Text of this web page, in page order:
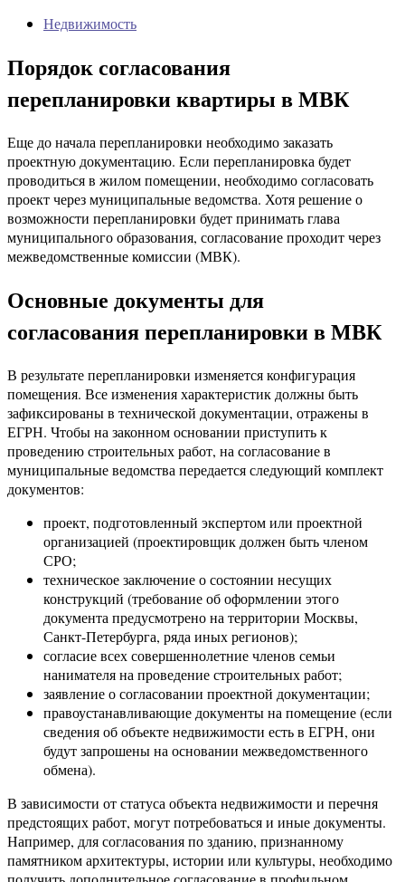
Недвижимость
Порядок согласования
перепланировки квартиры в МВК
Еще до начала перепланировки необходимо заказать
проектную документацию. Если перепланировка будет
проводиться в жилом помещении, необходимо согласовать
проект через муниципальные ведомства. Хотя решение о
возможности перепланировки будет принимать глава
муниципального образования, согласование проходит через
межведомственные комиссии (МВК).
Основные документы для
согласования перепланировки в МВК
В результате перепланировки изменяется конфигурация
помещения. Все изменения характеристик должны быть
зафиксированы в технической документации, отражены в
ЕГРН. Чтобы на законном основании приступить к
проведению строительных работ, на согласование в
муниципальные ведомства передается следующий комплект
документов:
проект, подготовленный экспертом или проектной
организацией (проектировщик должен быть членом
СРО;
техническое заключение о состоянии несущих
конструкций (требование об оформлении этого
документа предусмотрено на территории Москвы,
Санкт-Петербурга, ряда иных регионов);
согласие всех совершеннолетние членов семьи
нанимателя на проведение строительных работ;
заявление о согласовании проектной документации;
правоустанавливающие документы на помещение (если
сведения об объекте недвижимости есть в ЕГРН, они
будут запрошены на основании межведомственного
обмена).
В зависимости от статуса объекта недвижимости и перечня
предстоящих работ, могут потребоваться и иные документы.
Например, для согласования по зданию, признанному
памятником архитектуры, истории или культуры, необходимо